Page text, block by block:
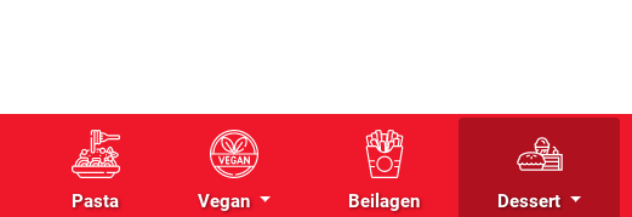
Pasta Vegan Beilagen Dessert